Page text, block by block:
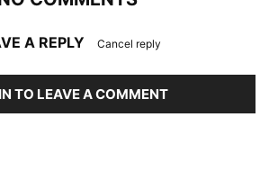
A REPLY Cancel reply
TO LEAVE A COMMENT